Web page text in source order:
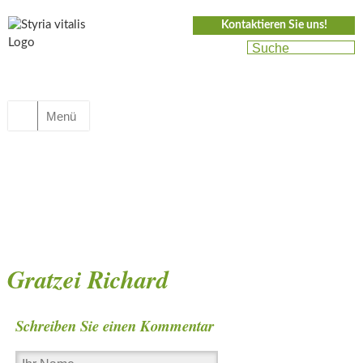
Kontaktieren Sie uns!
Menü
Gratzei Richard
Schreiben Sie einen Kommentar